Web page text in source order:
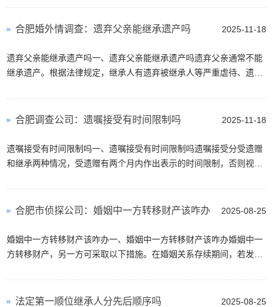
承人在继承开始后未明···
2025-11-18
合肥婚外情调查：遗弃父亲能继承遗产吗
遗弃父亲能继承遗产吗一、遗弃父亲能继承遗产吗遗弃父亲通常不能
继承遗产。根据法律规定，继承人有遗弃被继承人等严重虐待、遗弃
扶养。不过，如果继承···
2025-11-18
合肥调查公司：遗嘱接受有时间限制吗
遗嘱接受有时间限制吗一、遗嘱接受有时间限制吗遗嘱接受分受遗赠
和继承两种情况，受遗赠有两个月内作出表示的时间限制，否则视为
能有差异。1、对于受遗···
2025-08-25
合肥市侦探公司：婚姻中一方转移财产该咋办
婚姻中一方转移财产该咋办一、婚姻中一方转移财产该咋办婚姻中一
方转移财产，另一方可采取以下措施。在婚姻关系存续期间，若发现
一方转移财产，对该方···
2025-08-25
法定第一顺位继承人分先后顺序吗